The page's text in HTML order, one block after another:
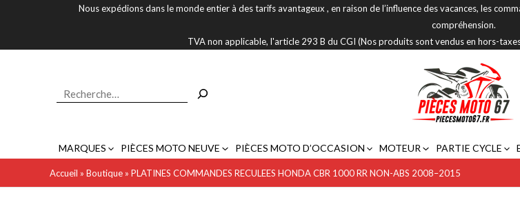
Nous expédions dans le monde entier à des tarifs avantageux , en raison de l’influence des vacances, les
compréhension.
TVA non applicable, l'article 293 B du CGI (Nos produits sont vendus en hors-
MARQUES PIÈCES MOTO NEUVE PIÈCES MOTO D’OCCASION MOTEUR PARTIE CYCLE
Accueil » Boutique » PLATINES COMMANDES RECULEES HONDA CBR 1000 RR NON-ABS 2008–2015